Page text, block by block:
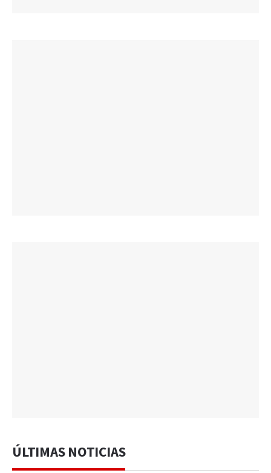
ÚLTIMAS NOTICIAS